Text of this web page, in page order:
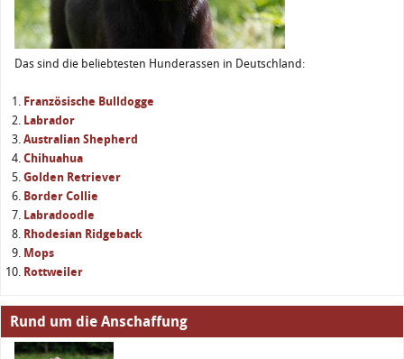
Das sind die beliebtesten Hunderassen in Deutschland:
Französische Bulldogge
Labrador
Australian Shepherd
Chihuahua
Golden Retriever
Border Collie
Labradoodle
Rhodesian Ridgeback
Mops
Rottweiler
Rund um die Anschaffung